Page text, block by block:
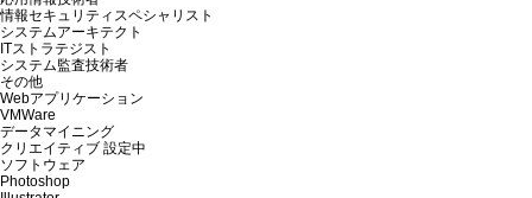
情報セキュリティスペシャリスト
システムアーキテクト
ITストラテジスト
システム監査技術者
その他
Webアプリケーション
VMWare
データマイニング
クリエイティブ 設定中
ソフトウェア
Photoshop